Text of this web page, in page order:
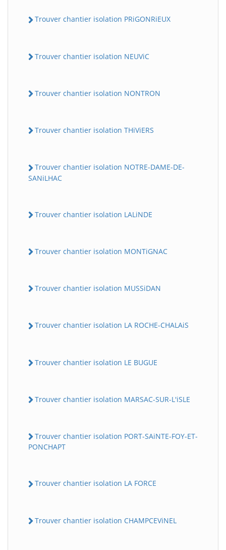
Trouver chantier isolation PRiGONRiEUX
Trouver chantier isolation NEUViC
Trouver chantier isolation NONTRON
Trouver chantier isolation THiViERS
Trouver chantier isolation NOTRE-DAME-DE-
SANiLHAC
Trouver chantier isolation LALiNDE
Trouver chantier isolation MONTiGNAC
Trouver chantier isolation MUSSiDAN
Trouver chantier isolation LA ROCHE-CHALAiS
Trouver chantier isolation LE BUGUE
Trouver chantier isolation MARSAC-SUR-L'iSLE
Trouver chantier isolation PORT-SAiNTE-FOY-ET-
PONCHAPT
Trouver chantier isolation LA FORCE
Trouver chantier isolation CHAMPCEViNEL